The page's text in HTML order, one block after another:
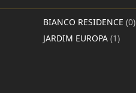
BIANCO RESIDENCE (0)
JARDIM EUROPA (1)